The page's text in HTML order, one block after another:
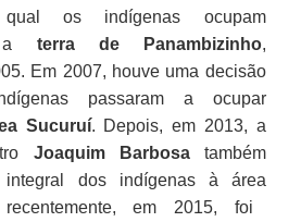
os indígenas ocupam
a terra de Panambizinho,
Em 2007, houve uma decisão
passaram a ocupar
Sucuruí. Depois, em 2013, a
Joaquim Barbosatambém
dos indígenas à área
em 2015, foi